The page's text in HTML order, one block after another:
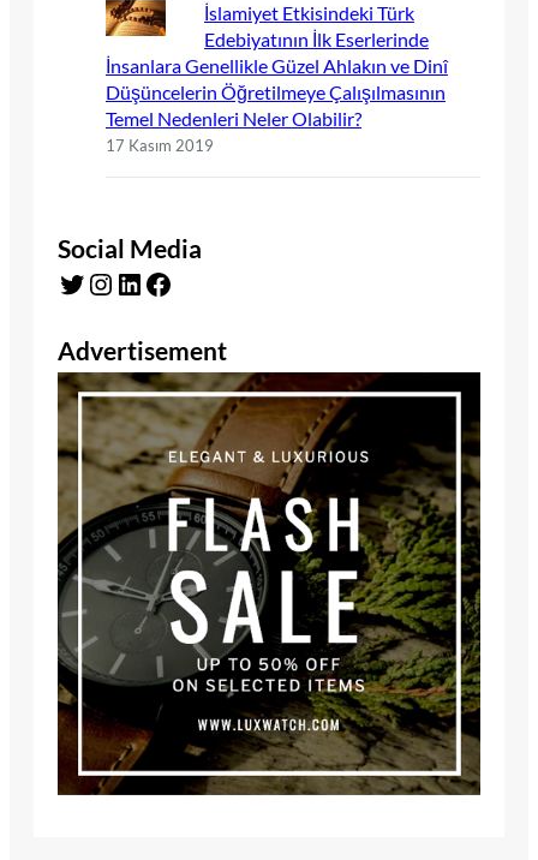
İslamiyet Etkisindeki Türk
Edebiyatının İlk Eserlerinde
İnsanlara Genellikle Güzel Ahlakın ve Dinî
Düşüncelerin Öğretilmeye Çalışılmasının
Temel Nedenleri Neler Olabilir?
17 Kasım 2019
Social Media
Twitter Instagram LinkedIn Facebook
Advertisement